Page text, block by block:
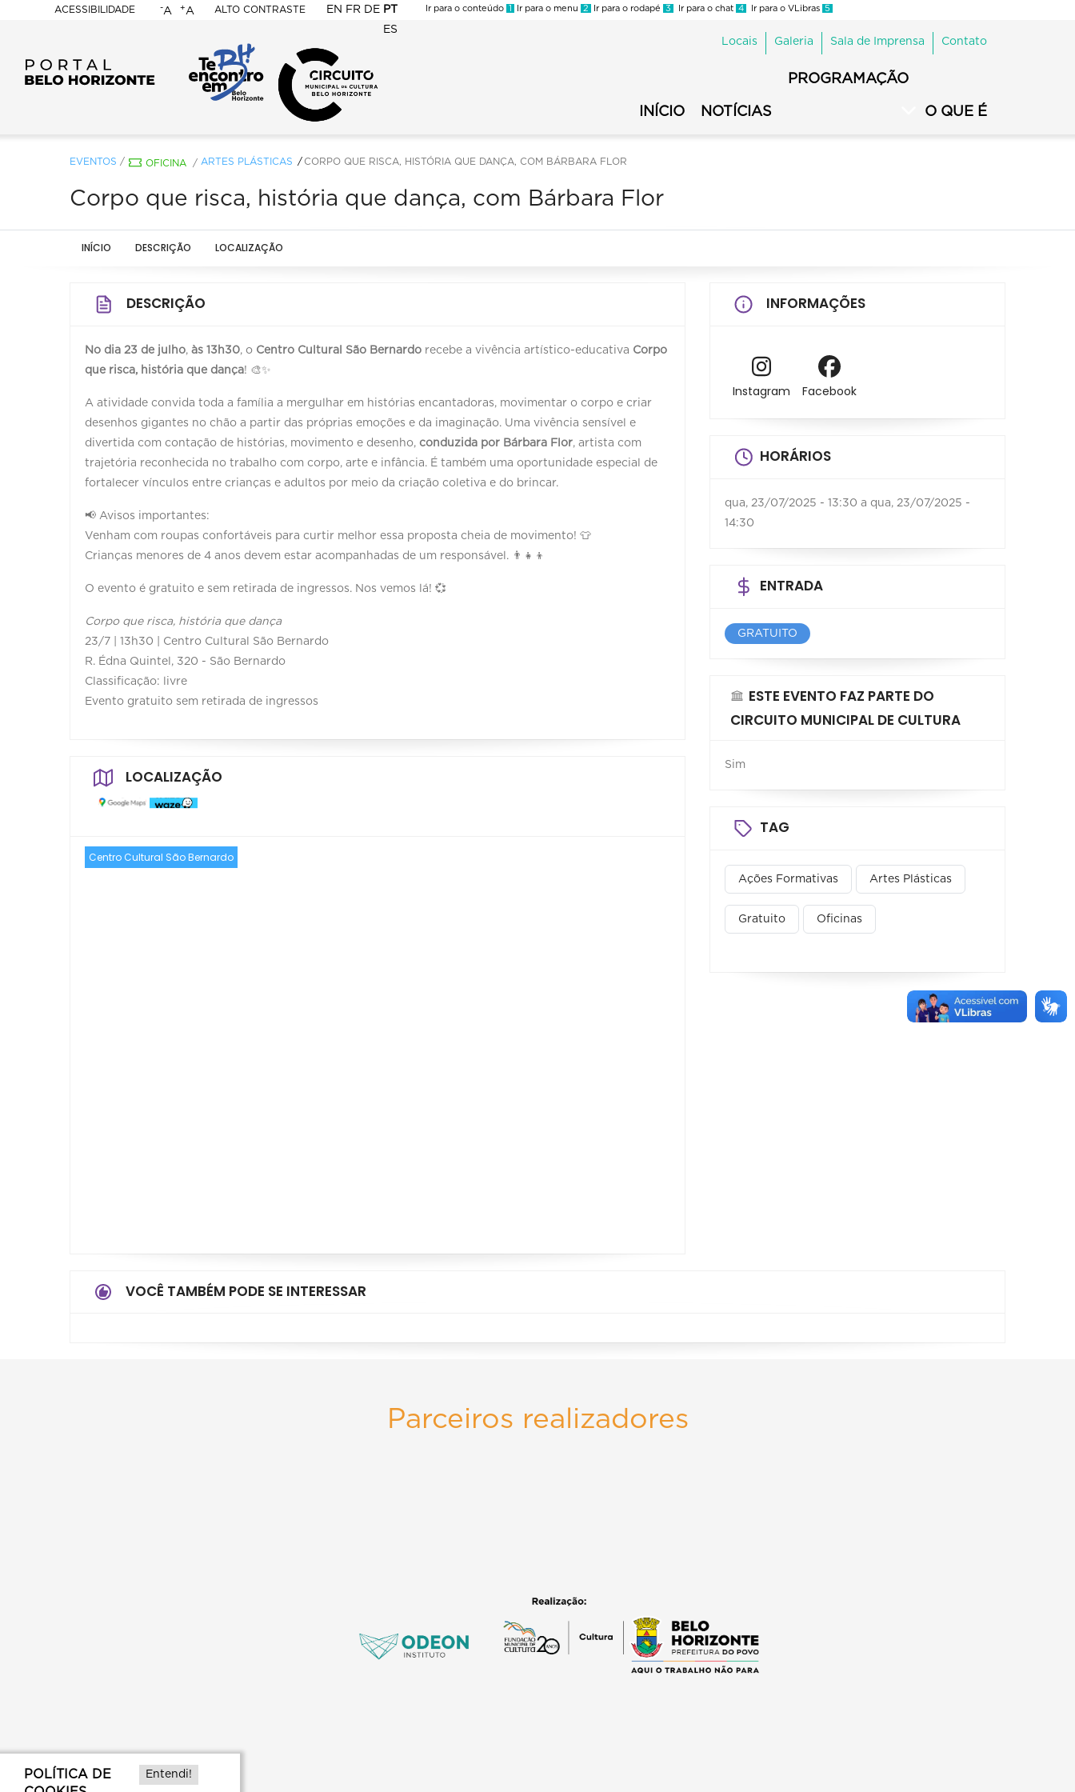
ACESSIBILIDADE
BELO
-A +A ALTO CONTRASTE EN FR DE PT
ES
Ir para o conteúdo 1 Ir para o menu 2 Ir para o rodapé 3 Ir para o chat 4 Ir para o VLibras 5
Municipal
Menu
Secundário
Locais Galeria Sala de Imprensa Contato
Cultura
INÍCIO NOTÍCIAS
PROGRAMAÇÃO
O QUE É
EVENTOS / OFICINA / ARTES PLÁSTICAS CORPO QUE RISCA, HISTÓRIA QUE DANÇA, COM BÁRBARA FLOR
Corpo que risca, história que dança, com Bárbara Flor
INÍCIO DESCRIÇÃO LOCALIZAÇÃO
DESCRIÇÃO
No dia 23 de julho, às 13h30, o Centro Cultural São Bernardo recebe a vivência artístico-educativa Corpo
que risca, história que dança! 🎨✨
A atividade convida toda a família a mergulhar em histórias encantadoras, movimentar o corpo e criar
desenhos gigantes no chão a partir das próprias emoções e da imaginação. Uma vivência sensível e
divertida com contação de histórias, movimento e desenho, conduzida por Bárbara Flor, artista com
trajetória reconhecida no trabalho com corpo, arte e infância. É também uma oportunidade especial de
fortalecer vínculos entre crianças e adultos por meio da criação coletiva e do brincar.
📢 Avisos importantes:
Venham com roupas confortáveis para curtir melhor essa proposta cheia de movimento! 👕
Crianças menores de 4 anos devem estar acompanhadas de um responsável. 👨‍👧‍👦
O evento é gratuito e sem retirada de ingressos. Nos vemos lá! 💞
Corpo que risca, história que dança
23/7 | 13h30 | Centro Cultural São Bernardo
R. Édna Quintel, 320 - São Bernardo
Classificação: livre
Evento gratuito sem retirada de ingressos
LOCALIZAÇÃO
Centro Cultural São Bernardo
INFORMAÇÕES
Instagram Facebook
HORÁRIOS
qua, 23/07/2025 - 13:30 a qua, 23/07/2025 -
14:30
ENTRADA
GRATUITO
ESTE EVENTO FAZ PARTE DO
CIRCUITO MUNICIPAL DE CULTURA
Sim
TAG
Ações Formativas Artes Plásticas
Gratuito Oficinas
VOCÊ TAMBÉM PODE SE INTERESSAR
Parceiros realizadores
POLÍTICA DE
Entendi!